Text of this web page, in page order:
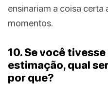
ensinariam a coisa certa
momentos.
10. Se você
estimação, qual
por que?